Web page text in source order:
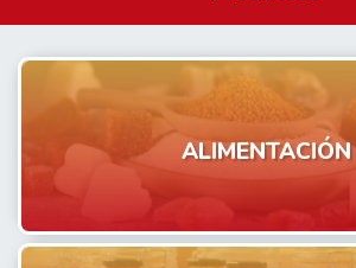
ALIMENTACIÓN